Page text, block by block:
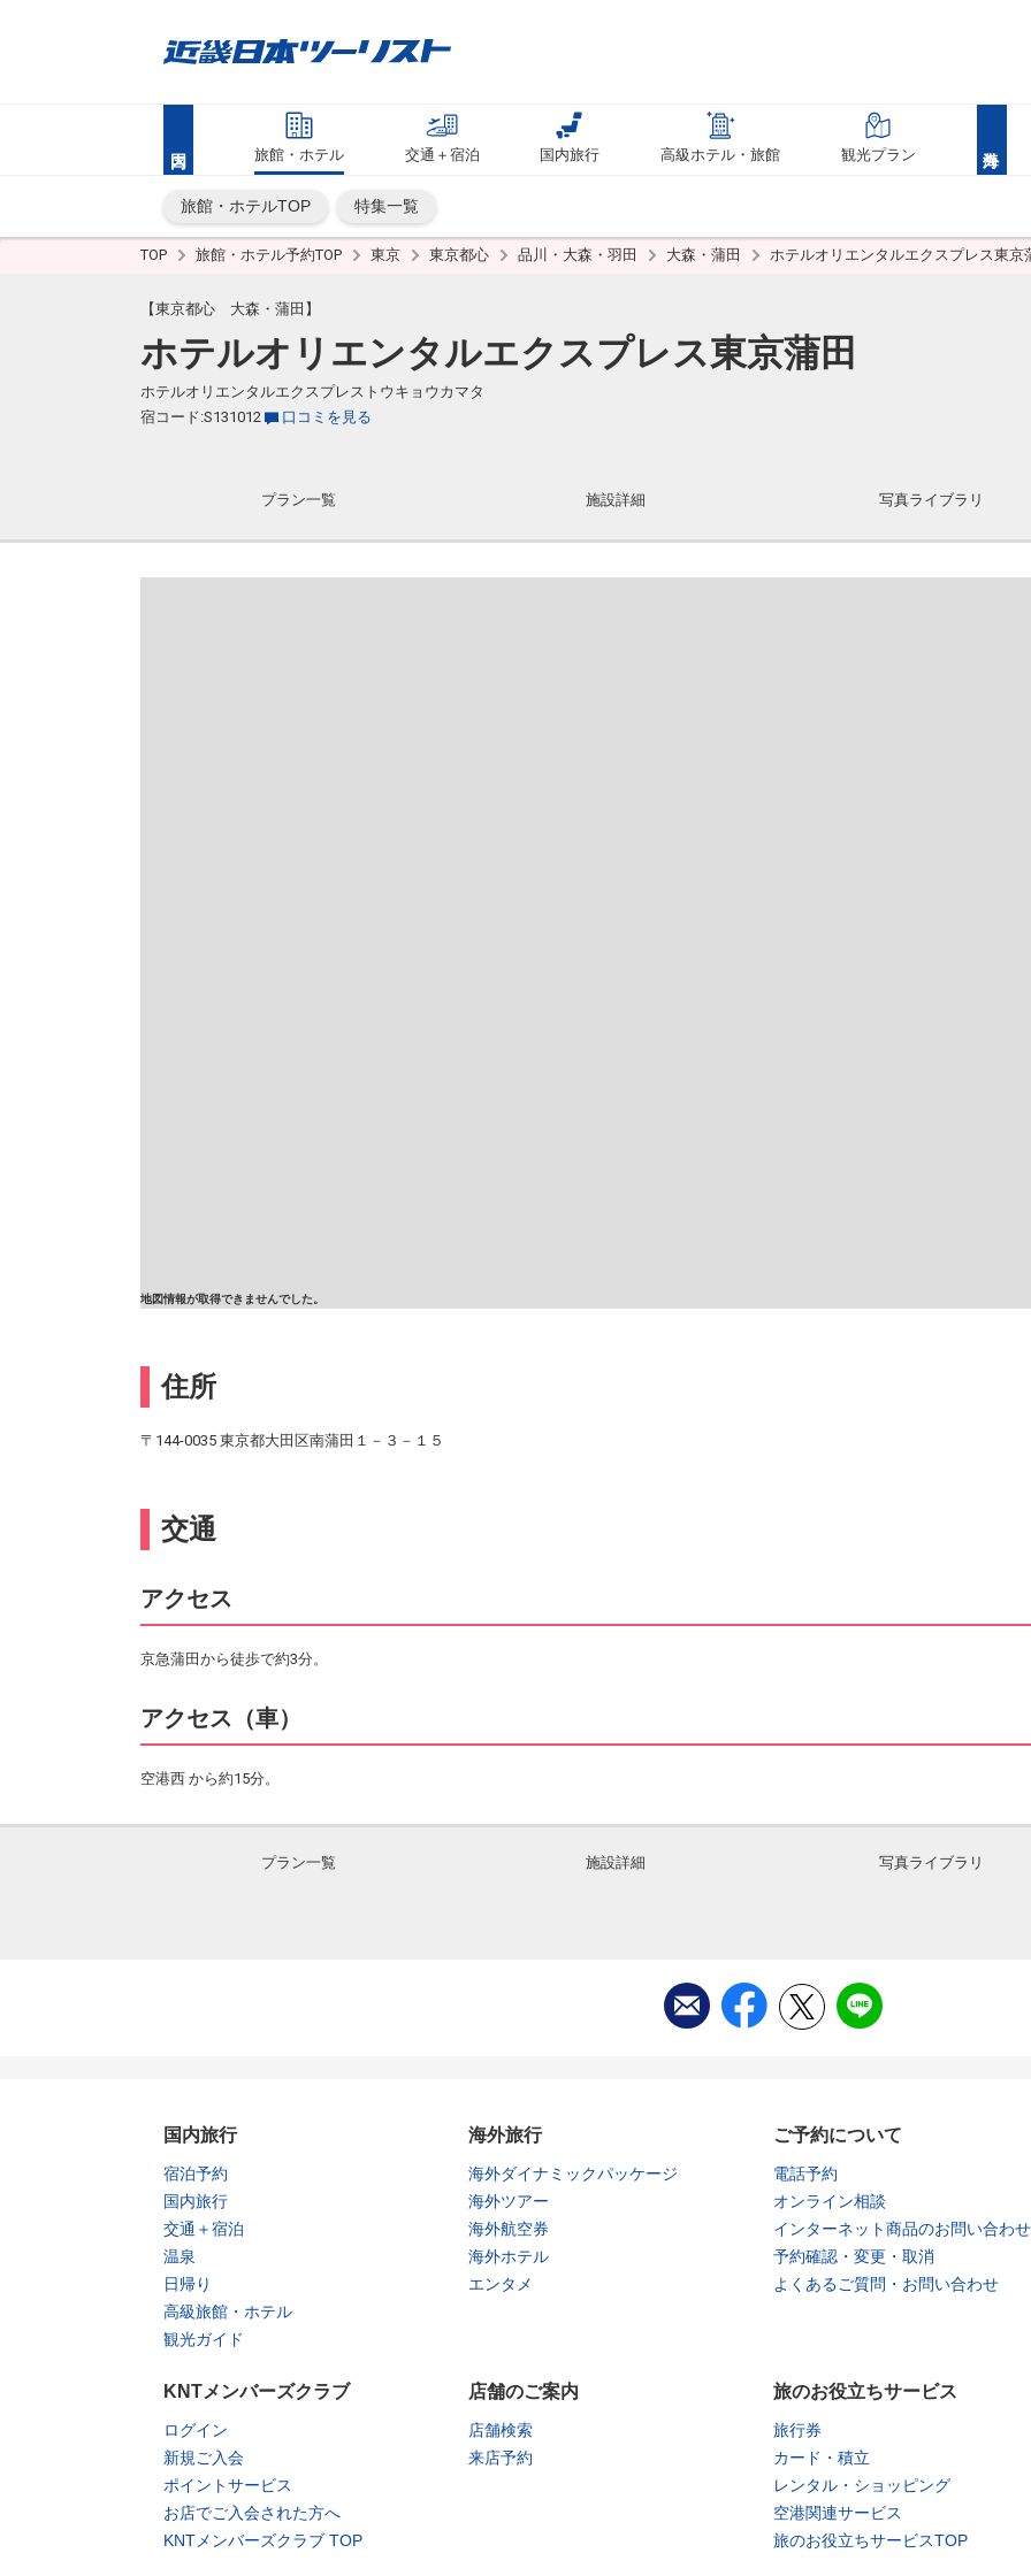
旅館・ホテル 交通＋宿泊 国内旅行 高級ホテル・旅館 観光プラン
旅館・ホテルTOP 特集一覧
TOP 旅館・ホテル予約TOP 東京 東京都心 品川・大森・羽田 大森・蒲田 ホテルオリエンタルエクスプレス東京
【東京都心 大森・蒲田】
ホテルオリエンタルエクスプレス東京蒲田
ホテルオリエンタルエクスプレストウキョウカマタ
宿コード:S131012
口コミを見る
プラン一覧 施設詳細 写真ライブラリ
地図情報が取得できませんでした。
住所
〒144-0035 東京都大田区南蒲田１－３－１５
交通
アクセス
京急蒲田から徒歩で約3分。
アクセス（車）
空港西 から約15分。
プラン一覧 施設詳細 写真ライブラリ
国内旅行
宿泊予約
国内旅行
交通＋宿泊
温泉
日帰り
高級旅館・ホテル
観光ガイド
海外旅行
海外ダイナミックパッケージ
海外ツアー
海外航空券
海外ホテル
エンタメ
ご予約について
電話予約
オンライン相談
インターネット商品のお問い合わせ
予約確認・変更・取消
よくあるご質問・お問い合わせ
KNTメンバーズクラブ
ログイン
新規ご入会
ポイントサービス
お店でご入会された方へ
KNTメンバーズクラブ TOP
店舗のご案内
店舗検索
来店予約
旅のお役立ちサービス
旅行券
カード・積立
レンタル・ショッピング
空港関連サービス
旅のお役立ちサービスTOP